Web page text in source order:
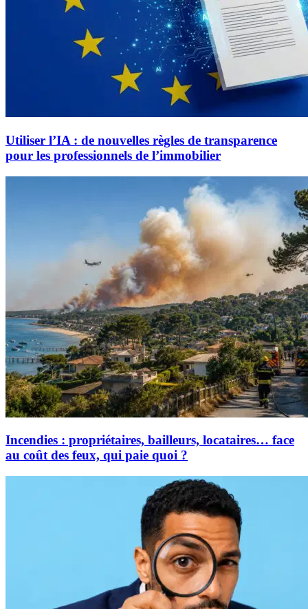
Utiliser l’IA : de nouvelles règles de transparence
pour les professionnels de l’immobilier
Incendies : propriétaires, bailleurs, locataires… face
au coût des feux, qui paie quoi ?